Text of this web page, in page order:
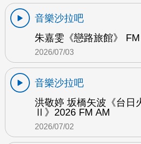
音樂沙拉吧
朱嘉雯《戀路旅館》
2026/07/03
音樂沙拉吧
洪敬婷 坂橋矢波《台日
Ⅱ》2026 FM AM
2026/07/02